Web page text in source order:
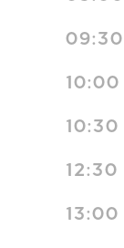
09:30
10:00
10:30
12:30
13:00